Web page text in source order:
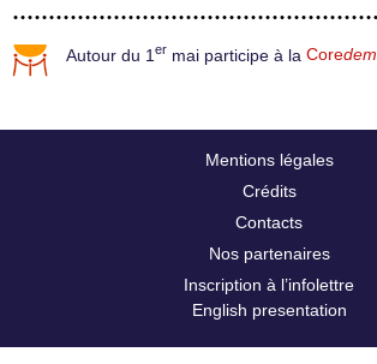
Autour du 1 er mai participe à la Coredem
Mentions légales
Crédits
Contacts
Nos partenaires
Inscription à l’infolettre
English presentation